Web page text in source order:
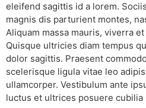
eleifend sagittis id a lorem.
magnis dis parturient montes,
Aliquam massa mauris, viverra
Quisque ultricies diam tempus
dolor sagittis. Praesent
scelerisque ligula vitae leo
ullamcorper. Vestibulum ante
luctus et ultrices posuere cubilia